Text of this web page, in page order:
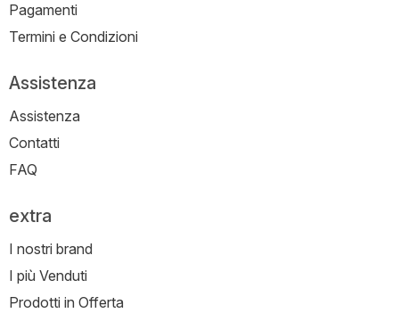
Pagamenti
Termini e Condizioni
Assistenza
Assistenza
Contatti
FAQ
extra
I nostri brand
I più Venduti
Prodotti in Offerta